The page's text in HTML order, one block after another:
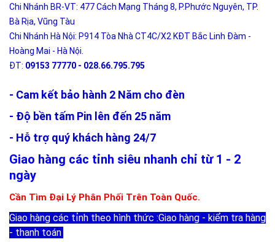
Chi Nhánh BR-VT: 477 Cách Mạng Tháng 8, P.Phước Nguyên, TP.
Bà Rịa, Vũng Tàu
Chi Nhánh Hà Nội: P914 Tòa Nhà CT4C/X2 KĐT Bắc Linh Đàm -
Hoàng Mai - Hà Nội.
ĐT: 09153 77770 - 028.66.795.795
- Cam kết bảo hành 2 Năm cho đèn
- Độ bền tấm Pin lên đến 25 năm
- Hỗ trợ quý khách hàng 24/7
Giao hàng các tỉnh siêu nhanh chỉ từ 1 - 2
ngày
Cần Tìm Đại Lý Phân Phối Trên Toàn Quốc.
Giao hàng các tỉnh theo hình thức :Giao hàng - kiểm tra hàng
- thanh toán.